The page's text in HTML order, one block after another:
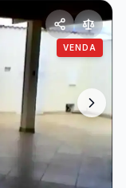
VENDA